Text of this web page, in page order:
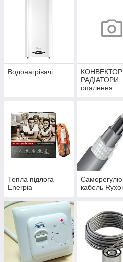
Водонагрівачі
РАДІАТОРИ
опалення
Тепла підлога
Enerpia
кабель